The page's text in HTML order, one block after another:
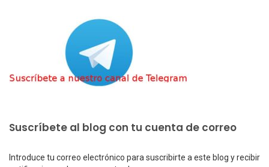
Suscríbete al blog con tu cuenta de correo
Introduce tu correo electrónico para suscribirte a este blog y recibir